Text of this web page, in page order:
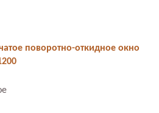
поворотно-откидное окно